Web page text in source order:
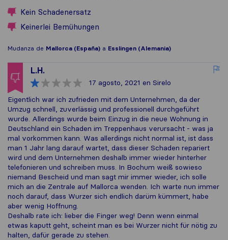
Kein Schadenersatz
Keinerlei Bemühungen
Mudanza de Mallorca (España) a Esslingen (Alemania)
L.H.
17 agosto, 2021 en Sirelo
Eigentlich war ich zufrieden mit dem Unternehmen, da der
Umzug schnell, zuverlässig und professionell durchgeführt
wurde. Allerdings wurde beim Einzug in die neue Wohnung in
Deutschland ein Schaden im Treppenhaus verursacht - was ja
mal vorkommen kann. Was allerdings nicht normal ist, ist dass
man 1 Jahr lang darauf wartet, dass dieser Schaden repariert
wird und dem Unternehmen deshalb immer wieder hinterher
telefonieren und schreiben muss. In Bochum weiß sowieso
niemand Bescheid und man sagt mir immer wieder, ich solle
mich an die Zentrale auf Mallorca wenden. Ich warte nun immer
noch darauf, dass Wurzer sich endlich darüm kümmert, habe
aber wenig Hoffnung.
Deshalb rate ich: lieber die Finger weg! Denn wenn einmal
etwas kaputt geht, scheint man es bei Wurzer nicht für nötig zu
halten, dafür gerade zu stehen.